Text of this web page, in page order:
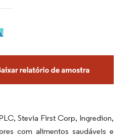
Stevia First Corp, Ingredion,
com alimentos saudáveis e